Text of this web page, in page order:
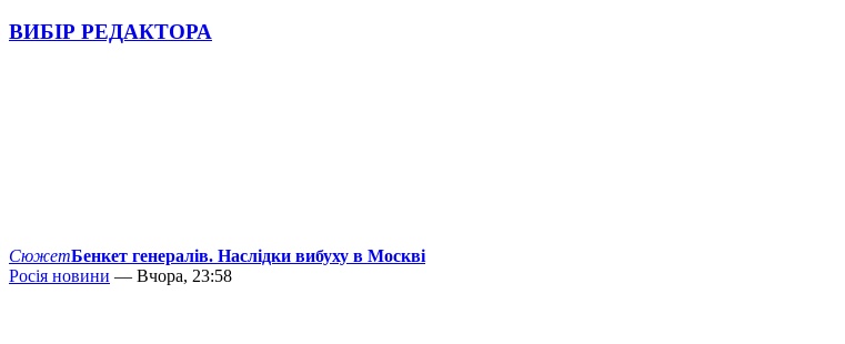
ВИБІР РЕДАКТОРА
СюжетБенкет генералів. Наслідки вибуху в Москві
Росія новини — Вчора, 23:58